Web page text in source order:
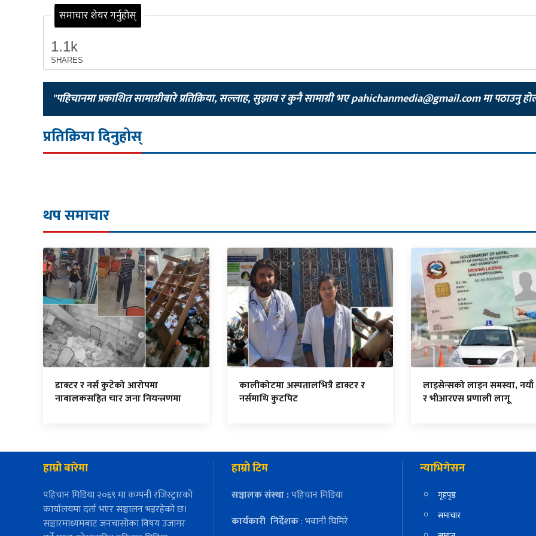
समाचार शेयर गर्नुहोस्
1.1k
SHARES
"पहिचानमा प्रकाशित सामाग्रीबारे प्रतिक्रिया, सल्लाह, सुझाव र कुनै सामाग्री भएpahichanmedia@gmail.comमा पठाउनु
प्रतिक्रिया दिनुहोस्
थप समाचार
डाक्टर र नर्स कुटेको आरोपमा
नाबालकसहित चार जना नियन्त्रणमा
कालीकोटमा अस्पतालभित्रै डाक्टर र
नर्समाथि कुटपिट
लाइसेन्सको लाइन समस्या,
र भीआरएस प्रणाली लागू
हाम्रो बारेमा
पहिचान मिडिया २०६९ मा कम्पनी रजिस्ट्रारको
कार्यालयमा दर्ता भएर सञ्चालन भइरहेको छ।
सञ्चारमाध्यमबाट जनचासोका विषय उजागर
हाम्रो टिम
सञ्चालक संस्था :पहिचान मिडिया
कार्यकारी निर्देशक: भवानी घिमिरे
न्याभिगेसन
गृहपृष्ठ
समाचार